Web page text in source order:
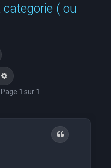
( ou
Recherche avancée
1 sur 1
Citation